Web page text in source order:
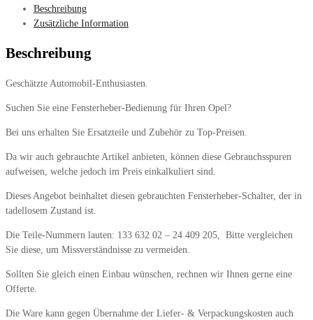
Beschreibung
Zusätzliche Information
Beschreibung
Geschätzte Automobil-Enthusiasten.
Suchen Sie eine Fensterheber-Bedienung für Ihren Opel?
Bei uns erhalten Sie Ersatzteile und Zubehör zu Top-Preisen.
Da wir auch gebrauchte Artikel anbieten, können diese Gebrauchsspuren
aufweisen, welche jedoch im Preis einkalkuliert sind.
Dieses Angebot beinhaltet diesen gebrauchten Fensterheber-Schalter, der in
tadellosem Zustand ist.
Die Teile-Nummern lauten: 133 632 02 – 24 409 205, Bitte vergleichen
Sie diese, um Missverständnisse zu vermeiden.
Sollten Sie gleich einen Einbau wünschen, rechnen wir Ihnen gerne eine
Offerte.
Die Ware kann gegen Übernahme der Liefer- & Verpackungskosten auch